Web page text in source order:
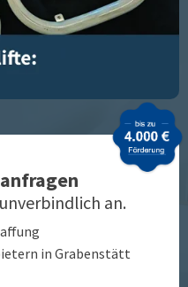
an.
in Grabenstätt